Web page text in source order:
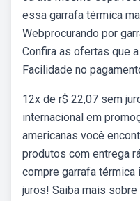
essa garrafa térmica
Webprocurando por
Confira as ofertas que
Facilidade no
12x de r$ 22,07 sem
internacional em
americanas você
produtos com entrega
compre garrafa térmica
juros! Saiba mais